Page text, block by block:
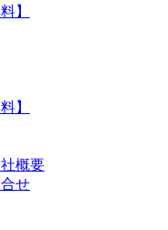
】
】
概要
せ